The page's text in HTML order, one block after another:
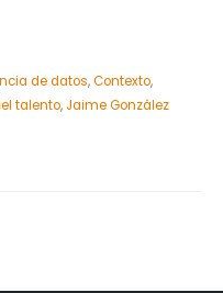
de datos,Contexto,
talento, Jaime González